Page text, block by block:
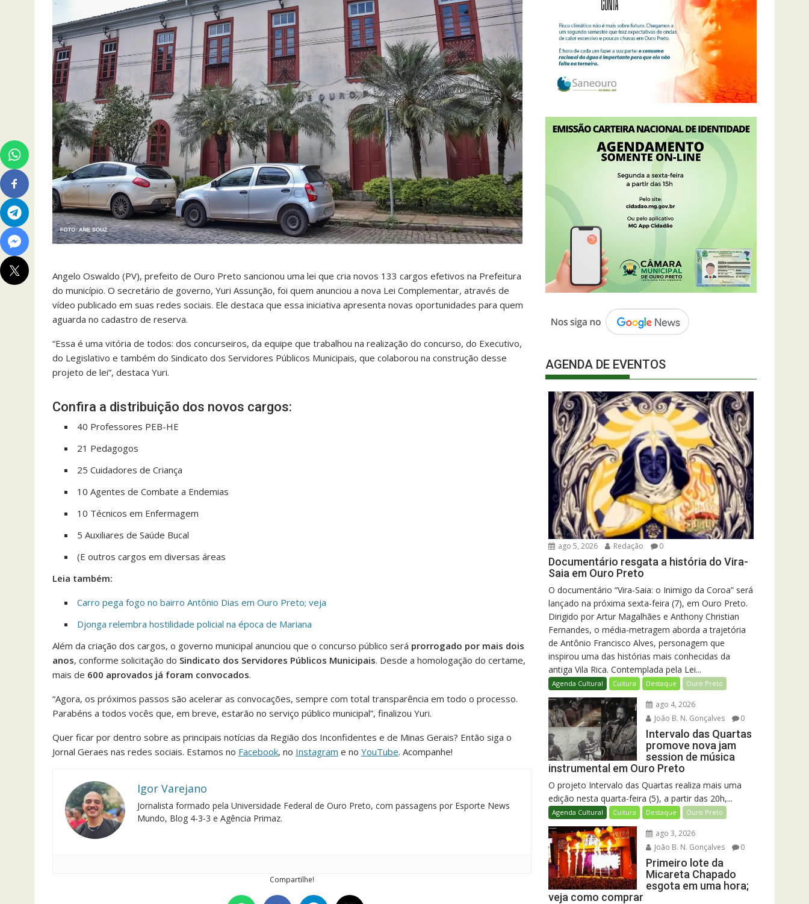
Angelo Oswaldo (PV), prefeito de Ouro Preto sancionou uma lei que cria novos 133 cargos efetivos na Prefeitura
do município. O secretário de governo, Yuri Assunção, foi quem anunciou a nova Lei Complementar, através de
vídeo publicado em suas redes sociais. Ele destaca que essa iniciativa apresenta novas oportunidades para quem
aguarda no cadastro de reserva.
“Essa é uma vitória de todos: dos concurseiros, da equipe que trabalhou na realização do concurso, do Executivo,
do Legislativo e também do Sindicato dos Servidores Públicos Municipais, que colaborou na construção desse
projeto de lei”, destaca Yuri.
Confira a distribuição dos novos cargos:
40 Professores PEB-HE
21 Pedagogos
25 Cuidadores de Criança
10 Agentes de Combate a Endemias
10 Técnicos em Enfermagem
5 Auxiliares de Saúde Bucal
(E outros cargos em diversas áreas
Leia também:
Carro pega fogo no bairro Antônio Dias em Ouro Preto; veja
Djonga relembra hostilidade policial na época de Mariana
Além da criação dos cargos, o governo municipal anunciou que o concurso público será prorrogado por mais dois
anos, conforme solicitação do Sindicato dos Servidores Públicos Municipais. Desde a homologação do certame,
mais de 600 aprovados já foram convocados.
“Agora, os próximos passos são acelerar as convocações, sempre com total transparência em todo o processo.
Parabéns a todos vocês que, em breve, estarão no serviço público municipal”, finalizou Yuri.
Quer ficar por dentro sobre as principais notícias da Região dos Inconfidentes e de Minas Gerais? Então siga o
Jornal Geraes nas redes sociais. Estamos no Facebook, no Instagram e no YouTube. Acompanhe!
Igor Varejano
Jornalista formado pela Universidade Federal de Ouro Preto, com passagens por Esporte News
Mundo, Blog 4-3-3 e Agência Primaz.
Compartilhe!
AGENDA DE EVENTOS
ago 5, 2026 Redação 0
Documentário resgata a história do Vira-
Saia em Ouro Preto
O documentário “Vira-Saia: o Inimigo da Coroa” será
lançado na próxima sexta-feira (7), em Ouro Preto.
Dirigido por Artur Magalhães e Anthony Christian
Fernandes, o média-metragem aborda a trajetória
de Antônio Francisco Alves, personagem que
inspirou uma das histórias mais conhecidas da
antiga Vila Rica. Contemplada pela Lei...
Agenda Cultural Cultura Destaque Ouro Preto
ago 4, 2026
João B. N. Gonçalves
0
Intervalo das Quartas
promove nova jam
session de música
instrumental em Ouro Preto
O projeto Intervalo das Quartas realiza mais uma
edição nesta quarta-feira (5), a partir das 20h,...
Agenda Cultural Cultura Destaque Ouro Preto
ago 3, 2026
João B. N. Gonçalves
0
Primeiro lote da
Micareta Chapado
esgota em uma hora;
veja como comprar